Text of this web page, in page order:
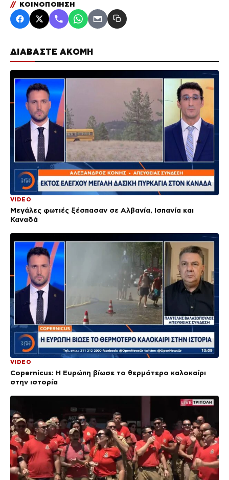
ΔΙΑΒΑΣΤΕ ΑΚΟΜΗ
VIDEO
Μεγάλες φωτιές ξέσπασαν σε Αλβανία, Ισπανία και
Καναδά
VIDEO
Copernicus: Η Ευρώπη βίωσε το θερμότερο καλοκαίρι
στην ιστορία
// ΚΟΙΝΟΠΟΙΗΣΗ